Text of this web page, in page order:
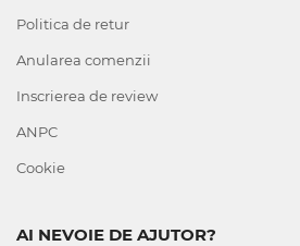
Politica de retur
Anularea comenzii
Inscrierea de review
ANPC
Cookie
AI NEVOIE DE AJUTOR?